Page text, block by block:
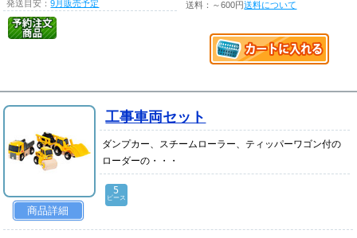
発送目安：9月販売予定 送料：～600円送料について
商品詳細
工事車両セット
ダンプカー、スチームローラー、ティッパーワゴン付の
ローダーの・・・
5
ピース